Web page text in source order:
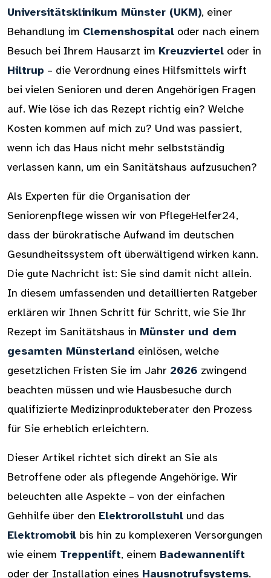
Universitätsklinikum Münster (UKM), einer
Behandlung im Clemenshospital oder nach einem
Besuch bei Ihrem Hausarzt im Kreuzviertel oder in
Hiltrup – die Verordnung eines Hilfsmittels wirft
bei vielen Senioren und deren Angehörigen Fragen
auf. Wie löse ich das Rezept richtig ein? Welche
Kosten kommen auf mich zu? Und was passiert,
wenn ich das Haus nicht mehr selbstständig
verlassen kann, um ein Sanitätshaus aufzusuchen?
Als Experten für die Organisation der
Seniorenpflege wissen wir von PflegeHelfer24,
dass der bürokratische Aufwand im deutschen
Gesundheitssystem oft überwältigend wirken kann.
Die gute Nachricht ist: Sie sind damit nicht allein.
In diesem umfassenden und detaillierten Ratgeber
erklären wir Ihnen Schritt für Schritt, wie Sie Ihr
Rezept im Sanitätshaus in Münster und dem
gesamten Münsterland einlösen, welche
gesetzlichen Fristen Sie im Jahr 2026 zwingend
beachten müssen und wie Hausbesuche durch
qualifizierte Medizinprodukteberater den Prozess
für Sie erheblich erleichtern.
Dieser Artikel richtet sich direkt an Sie als
Betroffene oder als pflegende Angehörige. Wir
beleuchten alle Aspekte – von der einfachen
Gehhilfe über den Elektrorollstuhl und das
Elektromobil bis hin zu komplexeren Versorgungen
wie einem Treppenlift, einem Badewannenlift
oder der Installation eines Hausnotrufsystems.